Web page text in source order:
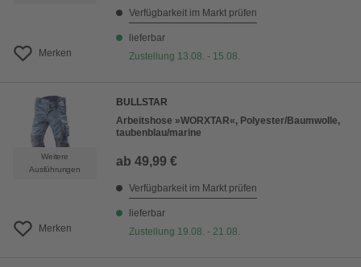
Merken
Verfügbarkeit im Markt prüfen
lieferbar
Zustellung 13.08. - 15.08.
Weitere
Ausführungen
Merken
BULLSTAR
Arbeitshose »WORXTAR«, Polyester/Baumwolle,
taubenblau/marine
ab 49,99 €
Verfügbarkeit im Markt prüfen
lieferbar
Zustellung 19.08. - 21.08.